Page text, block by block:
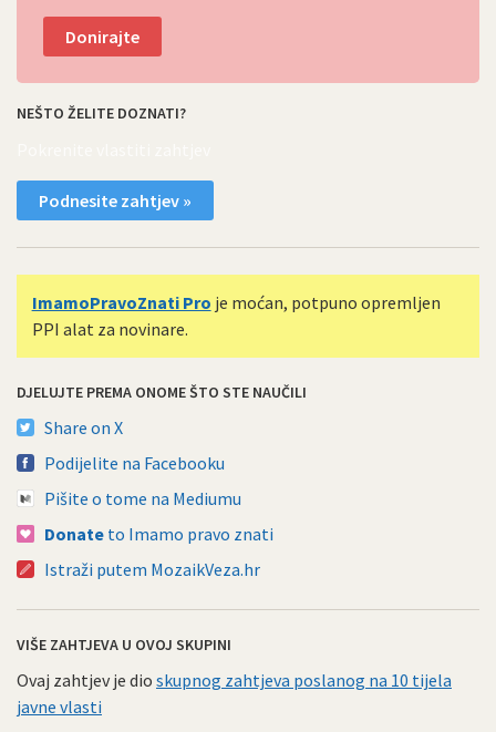
Donirajte
NEŠTO ŽELITE DOZNATI?
Podnesite zahtjev »
ImamoPravoZnati Pro je moćan, potpuno opremljen
PPI alat za novinare.
DJELUJTE PREMA ONOME ŠTO STE NAUČILI
Share on X
Podijelite na Facebooku
Pišite o tome na Mediumu
Donate to Imamo pravo znati
Istraži putem MozaikVeza.hr
VIŠE ZAHTJEVA U OVOJ SKUPINI
Ovaj zahtjev je dio skupnog zahtjeva poslanog na 10 tijela
javne vlasti